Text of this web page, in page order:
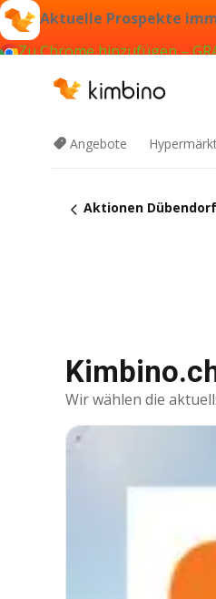
Aktuelle Prospekte
Zu Chrome hinzufügen –
Angebote
Aktionen Dübendorf
Wir wählen die